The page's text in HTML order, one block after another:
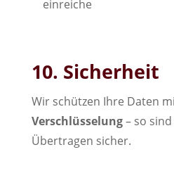
einreiche
10. Sicherheit
Wir schützen Ihre Daten
Verschlüsselung– so
Übertragen sicher.